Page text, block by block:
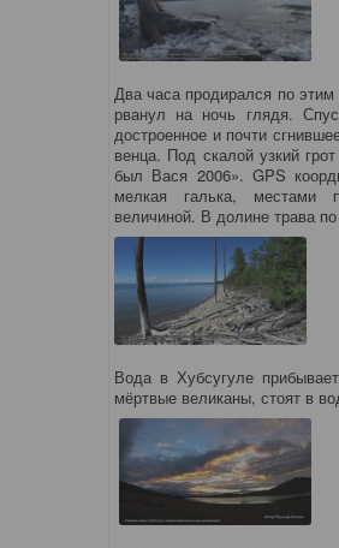
Два часа продирался по
рванул на ночь глядя.
достроенное и почти
венца. Под скалой узкий
был Вася 2006». GPS
мелкая галька, местами
величиной. В долине трава
Вода в Хубсугуле
мёртвые великаны, стоят в